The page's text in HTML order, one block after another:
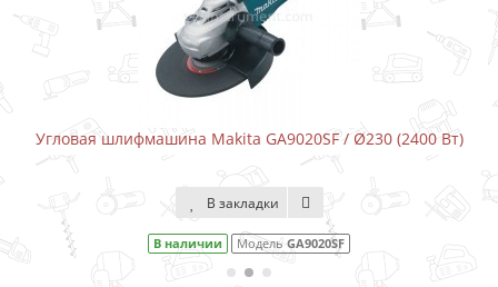
Makita GA9020SF / Ø230 (2400 Вт)
В закладки
Модель GA9020SF
Угловая шлифмашина
В
В наличии